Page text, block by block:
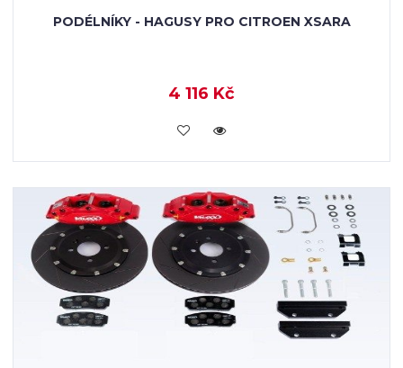
PODÉLNÍKY - HAGUSY PRO CITROEN XSARA
4 116 Kč
KOUPIT